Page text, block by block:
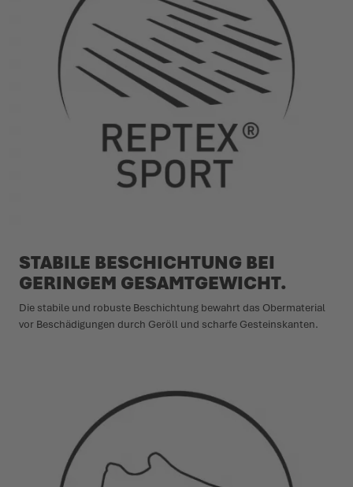
STABILE BESCHICHTUNG BEI
GERINGEM GESAMTGEWICHT.
Die stabile und robuste Beschichtung bewahrt das Obermaterial
vor Beschädigungen durch Geröll und scharfe Gesteinskanten.